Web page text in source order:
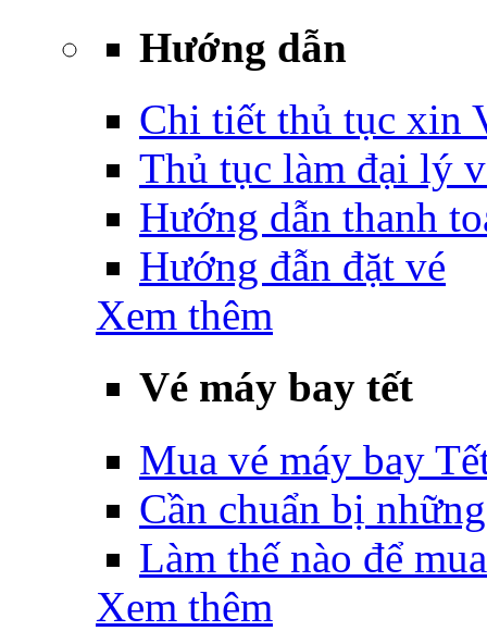
Hướng dẫn
Chi tiết thủ tục xin
Thủ tục làm đại lý
Hướng dẫn thanh
Hướng đẫn đặt vé
Xem thêm
Vé máy bay tết
Mua vé máy bay
Cần chuẩn bị
Làm thế nào để
Xem thêm